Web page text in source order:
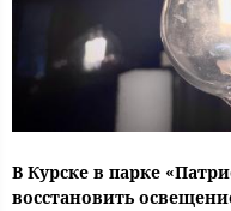
В Курске в парке
восстановить